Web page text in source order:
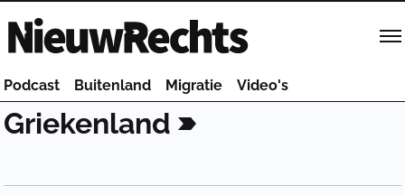
Homepage van NieuwRechts
Podcast Buitenland Migratie Video's
Griekenland